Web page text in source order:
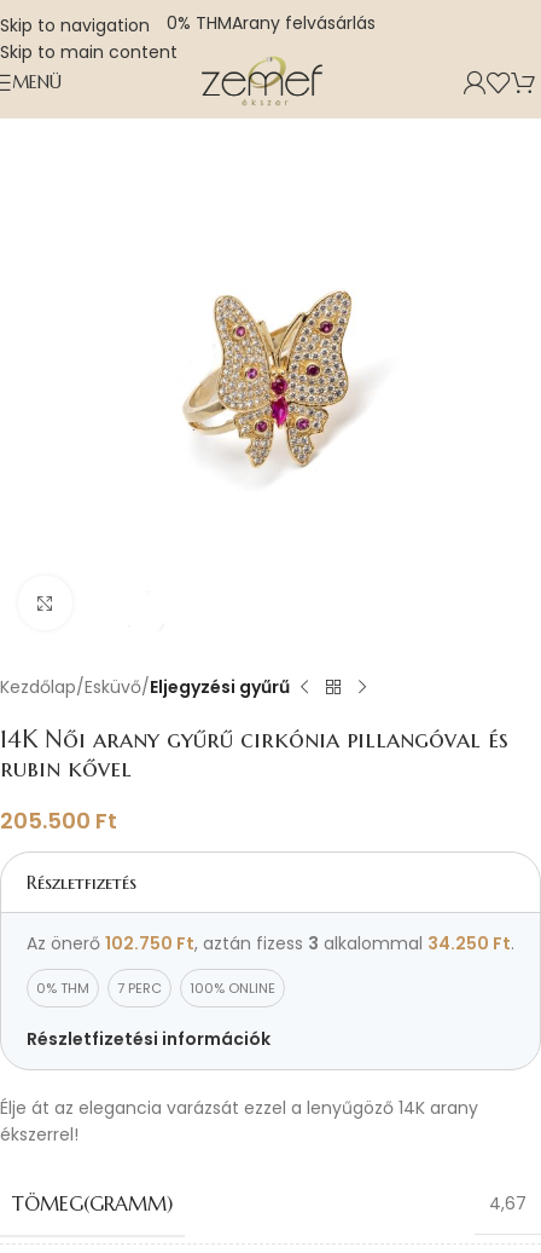
Skip to navigation
Skip to main content
0% THMArany felvásárlás
MENÜ
Kezdőlap Esküvő Eljegyzési gyűrű
14K Női arany gyűrű cirkónia pillangóval és
rubin kővel
205.500 Ft
Részletfizetés
Az önerő 102.750 Ft, aztán fizess 3 alkalommal 34.250 Ft.
0% THM 7 PERC 100% ONLINE
Részletfizetési információk
Élje át az elegancia varázsát ezzel a lenyűgöző 14K arany
ékszerrel!
TÖMEG(GRAMM) 4,67